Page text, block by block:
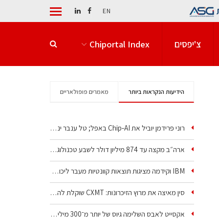
EN
צ'יפסים Chiportal Index
הידיעות הנקראות ביותר מאמרים פופולאריים
רוני פרידמן יוביל את Chip‑AI באפל; טל ענבר ינהל את…
ארה״ב מקצה עד 874 מיליון דולר לשבע טכנולוגיות שבבים…
IBM וקידמה מציגות תוצאות קוונטיות מעבר ליכולת…
סין מאיצה את מרוץ הזיכרונות: CXMT שוקלת להקים מפעל…
אקסייט לאבס השלימה גיוס של יותר מ־300 מיליון דולר…